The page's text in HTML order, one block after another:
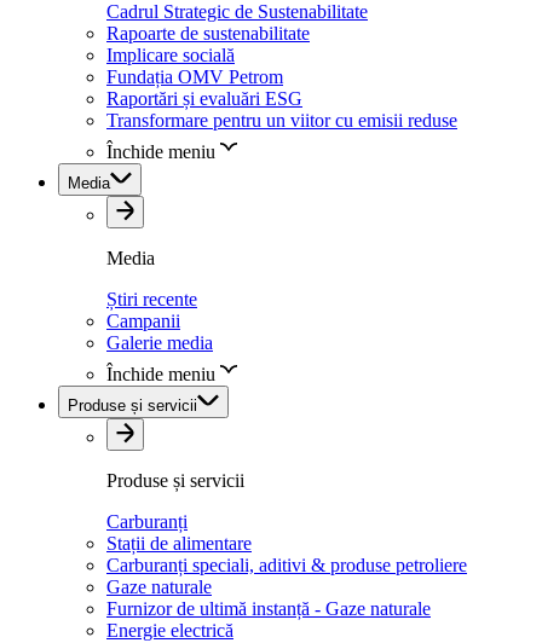
Cadrul Strategic de Sustenabilitate
Rapoarte de sustenabilitate
Implicare socială
Fundația OMV Petrom
Raportări și evaluări ESG
Transformare pentru un viitor cu emisii reduse
Închide meniu
Media
Media
Știri recente
Campanii
Galerie media
Închide meniu
Produse și servicii
Produse și servicii
Carburanți
Stații de alimentare
Carburanți speciali, aditivi & produse petroliere
Gaze naturale
Furnizor de ultimă instanță - Gaze naturale
Energie electrică